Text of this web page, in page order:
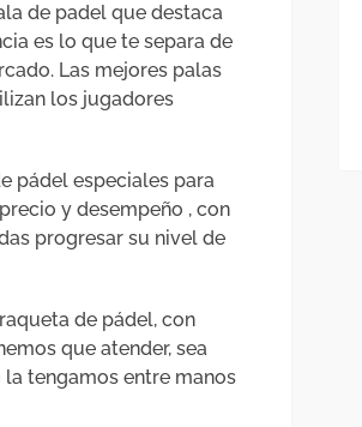
de padel que destaca
es lo que te separa de
Las mejores palas
los jugadores
pádel especiales para
y desempeño , con
progresar su nivel de
de pádel, con
que atender, sea
tengamos entre manos